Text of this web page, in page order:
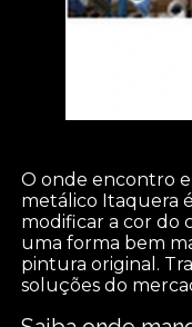
O onde encontro
metálico Itaquera
modificar a cor do
uma forma bem
pintura original.
soluções do